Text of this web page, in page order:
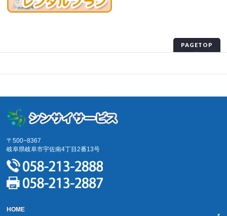
PAGETOP
〒500−8367
岐阜県岐阜市宇佐南4丁目2番13号
HOME